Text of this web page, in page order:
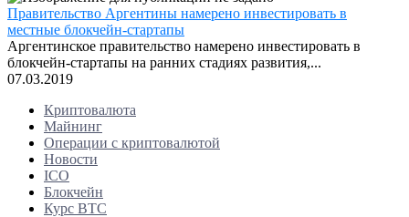
Правительство Аргентины намерено инвестировать в
местные блокчейн-стартапы
Аргентинское правительство намерено инвестировать в
блокчейн-стартапы на ранних стадиях развития,...
07.03.2019
Криптовалюта
Майнинг
Операции с криптовалютой
Новости
ICO
Блокчейн
Курс BTC